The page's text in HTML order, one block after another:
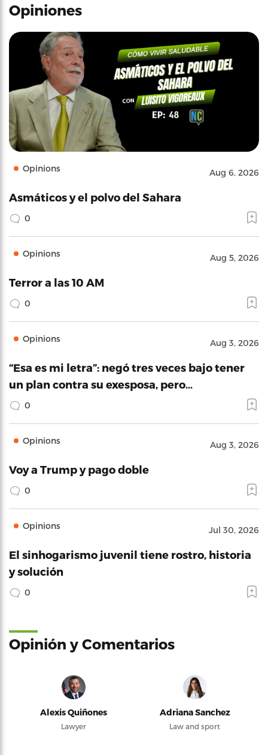
Opiniones
Opinions Aug 6, 2026
Asmáticos y el polvo del Sahara
0
Opinions Aug 5, 2026
Terror a las 10 AM
0
Opinions Aug 3, 2026
“Esa es mi letra”: negó tres veces bajo tener
un plan contra su exesposa, pero…
0
Opinions Aug 3, 2026
Voy a Trump y pago doble
0
Opinions Jul 30, 2026
El sinhogarismo juvenil tiene rostro, historia
y solución
0
Opinión y Comentarios
Alexis Quiñones
Lawyer
Adriana Sanchez
Law and sport